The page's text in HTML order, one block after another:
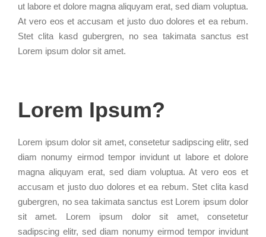
ut labore et dolore magna aliquyam erat, sed diam voluptua.
At vero eos et accusam et justo duo dolores et ea rebum.
Stet clita kasd gubergren, no sea takimata sanctus est
Lorem ipsum dolor sit amet.
Lorem Ipsum?
Lorem ipsum dolor sit amet, consetetur sadipscing elitr, sed
diam nonumy eirmod tempor invidunt ut labore et dolore
magna aliquyam erat, sed diam voluptua. At vero eos et
accusam et justo duo dolores et ea rebum. Stet clita kasd
gubergren, no sea takimata sanctus est Lorem ipsum dolor
sit amet. Lorem ipsum dolor sit amet, consetetur
sadipscing elitr, sed diam nonumy eirmod tempor invidunt